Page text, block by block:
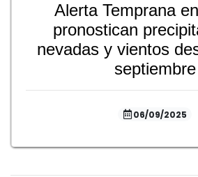
Alerta Temprana
pronostican
nevadas y vientos
septiembre
06/09/2025